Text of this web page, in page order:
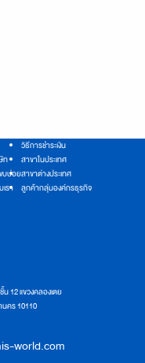
ท
บบ่อย
รา
วิธีการชำระเงิน
สาขาในประเทศ
สาขาต่างประเทศ
ลูกค้ากลุ่มองค์กรธุรกิจ
12 แขวงคลองเตย
นคร 10110
world.com